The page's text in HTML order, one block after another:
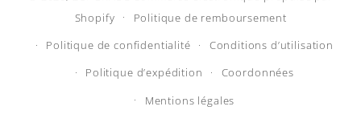
Shopify
Politique de remboursement
Politique de confidentialité
Conditions d’utilisation
Politique d’expédition
Coordonnées
Mentions légales